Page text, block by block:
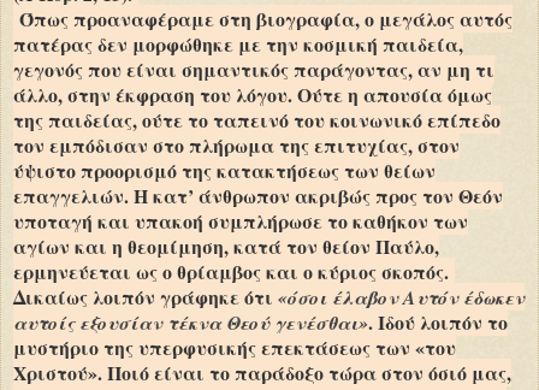
Όπως προαναφέραμε στη βιογραφία, ο μεγάλος αυτός
πατέρας δεν μορφώθηκε με την κοσμική παιδεία,
γεγονός που είναι σημαντικός παράγοντας, αν μη τι
άλλο, στην έκφραση του λόγου. Ούτε η απουσία όμως
της παιδείας, ούτε το ταπεινό του κοινωνικό επίπεδο
τον εμπόδισαν στο πλήρωμα της επιτυχίας, στον
ύψιστο προορισμό της κατακτήσεως των θείων
επαγγελιών. Η κατ’ άνθρωπον ακριβώς προς τον Θεόν
υποταγή και υπακοή συμπλήρωσε το καθήκον των
αγίων και η θεομίμηση, κατά τον θείον Παύλο,
ερμηνεύεται ως ο θρίαμβος και ο κύριος σκοπός.
Δικαίως λοιπόν γράφηκε ότι «όσοι έλαβον Αυτόν έδωκεν
αυτοίς εξουσίαν τέκνα Θεού γενέσθαι». Ιδού λοιπόν το
μυστήριο της υπερφυσικής επεκτάσεως των «του
Χριστού». Ποιό είναι το παράδοξο τώρα στον όσιό μας,